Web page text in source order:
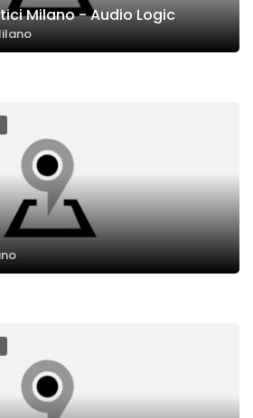
Milano - Audio Logic